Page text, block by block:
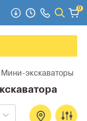
0
Мини-экскаваторы